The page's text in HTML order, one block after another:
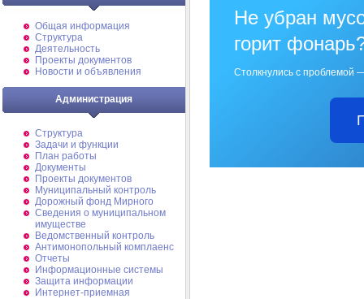
Общая информация
Структура
Деятельность
Проекты документов
Новости и объявления
Администрация
Структура
Задачи и функции
План работы
Документы
Проекты документов
Муниципальный контроль
Дорожный фонд Мирного
Cведения о муниципальном
имуществе
Ведомственный контроль
Антимонопольный комплаенс
Отчеты
Информационные системы
Защита информации
Интернет-приемная
Не убран
горит
Столкнулись с проблемой